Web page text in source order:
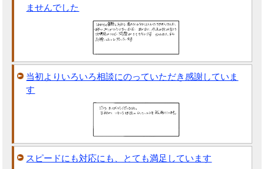
ませんでした
当初よりいろいろ相談にのっていただき感謝していま
す
スピードにも対応にも、とても満足しています